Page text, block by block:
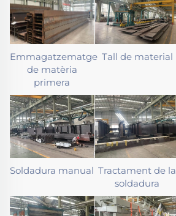
Emmagatzematge
de matèria
primera
Tall de material
Soldadura manual Tractament de la
soldadura